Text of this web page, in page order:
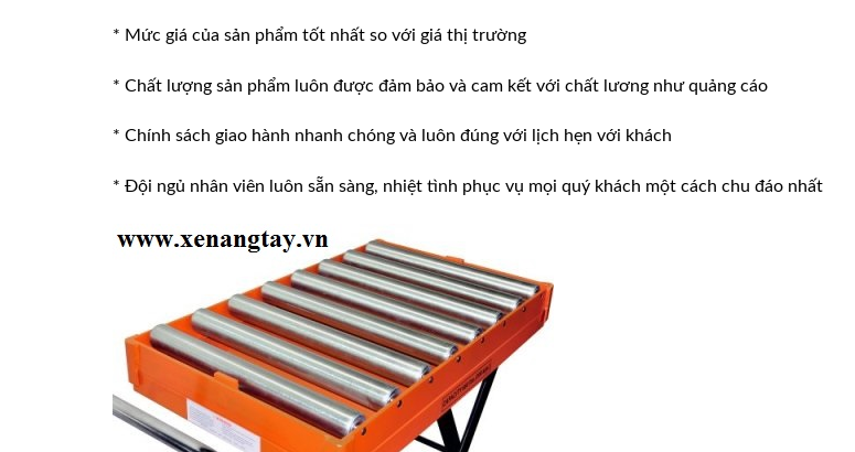
* Mức giá của sản phẩm tốt nhất so với giá thị trường
* Chất lượng sản phẩm luôn được đảm bảo và cam kết với chất lương như quảng cáo
* Chính sách giao hành nhanh chóng và luôn đúng với lịch hẹn với khách
* Đội ngủ nhân viên luôn sẵn sàng, nhiệt tình phục vụ mọi quý khách một cách chu đáo nhất